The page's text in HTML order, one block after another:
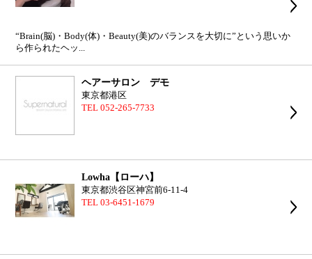
“Brain(脳)・Body(体)・Beauty(美)のバランスを大切に”という思いか
ら作られたヘッ...
ヘアーサロン デモ
東京都港区
TEL 052-265-7733
Lowha【ローハ】
東京都渋谷区神宮前6-11-4
TEL 03-6451-1679